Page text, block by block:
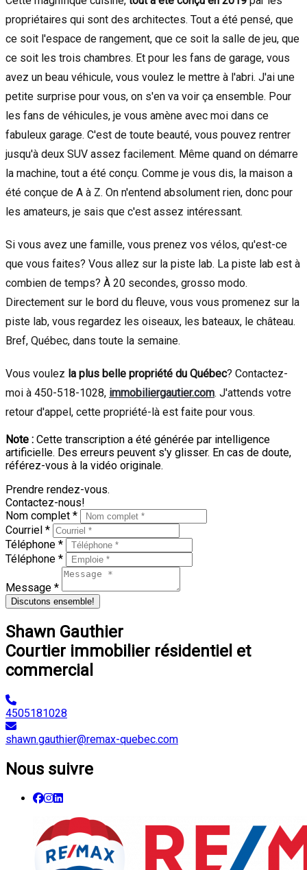
propriétaires qui sont des architectes. Tout a été pensé, que
ce soit l'espace de rangement, que ce soit la salle de jeu, que
ce soit les trois chambres. Et pour les fans de garage, vous
avez un beau véhicule, vous voulez le mettre à l'abri. J'ai une
petite surprise pour vous, on s'en va voir ça ensemble. Pour
les fans de véhicules, je vous amène avec moi dans ce
fabuleux garage. C'est de toute beauté, vous pouvez rentrer
jusqu'à deux SUV assez facilement. Même quand on démarre
la machine, tout a été conçu. Comme je vous dis, la maison a
été conçue de A à Z. On n'entend absolument rien, donc pour
les amateurs, je sais que c'est assez intéressant.
Si vous avez une famille, vous prenez vos vélos, qu'est-ce
que vous faites? Vous allez sur la piste lab. La piste lab est à
combien de temps? À 20 secondes, grosso modo.
Directement sur le bord du fleuve, vous vous promenez sur la
piste lab, vous regardez les oiseaux, les bateaux, le château.
Bref, Québec, dans toute la semaine.
Vous voulez la plus belle propriété du Québec? Contactez-
moi à 450-518-1028, immobiliergautier.com. J'attends votre
retour d'appel, cette propriété-là est faite pour vous.
Note : Cette transcription a été générée par intelligence
artificielle. Des erreurs peuvent s'y glisser. En cas de doute,
référez-vous à la vidéo originale.
Prendre rendez-vous.
Contactez-nous!
Nom complet *
Courriel *
Téléphone *
Téléphone *
Message *
Discutons ensemble!
Shawn Gauthier
Courtier immobilier résidentiel et
commercial
4505181028
shawn.gauthier@remax-quebec.com
Nous suivre